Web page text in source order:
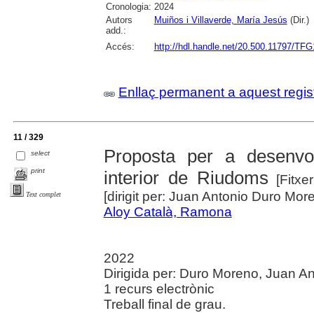
Cronologia: 2024
Autors
add.:
Muiños i Villaverde, María Jesús (Dir.)
Accés: http://hdl.handle.net/20.500.11797/
Enllaç permanent a aquest
11 / 329
select
print
Text complet
Proposta per a
interior de Riudoms
[dirigit per: Juan Antonio Duro
Aloy Català, Ramona
2022
Dirigida per: Duro Moreno, Juan
1 recurs electrònic
Treball final de grau.